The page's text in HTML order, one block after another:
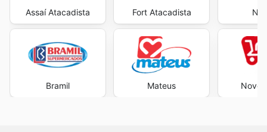
Assaí Atacadista
Bramil
Fort Atacadista
Mateus Novo